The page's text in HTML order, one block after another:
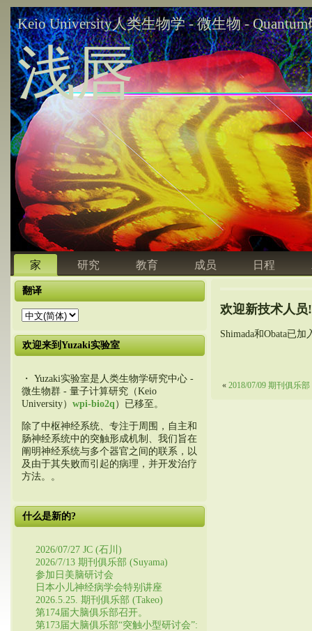
Keio University人类生物学 - 微生物 -
浅唇
家 研究 教育 成员 日程
翻译
欢迎来到Yuzaki实验室
・ Yuzaki实验室是人类生物学研究中心 -
微生物群 - 量子计算研究（Keio
University） wpi-bio2q ）已移至。
除了中枢神经系统、专注于周围，自主和
肠神经系统中的突触形成机制、我们旨在
阐明神经系统与多个器官之间的联系，以
及由于其失败而引起的病理，并开发治疗
方法。。
什么是新的?
2026/07/27 JC (石川)
2026/7/13 期刊俱乐部 (Suyama)
参加日美脑研讨会
日本小儿神经病学会特别讲座
2026.5.25. 期刊俱乐部 (Takeo)
第174届大脑俱乐部召开。
第173届大脑俱乐部“突触小型研讨会”:
欢迎新技术人员!
Shimada和Obata已
« 2018/07/09 期刊俱乐部